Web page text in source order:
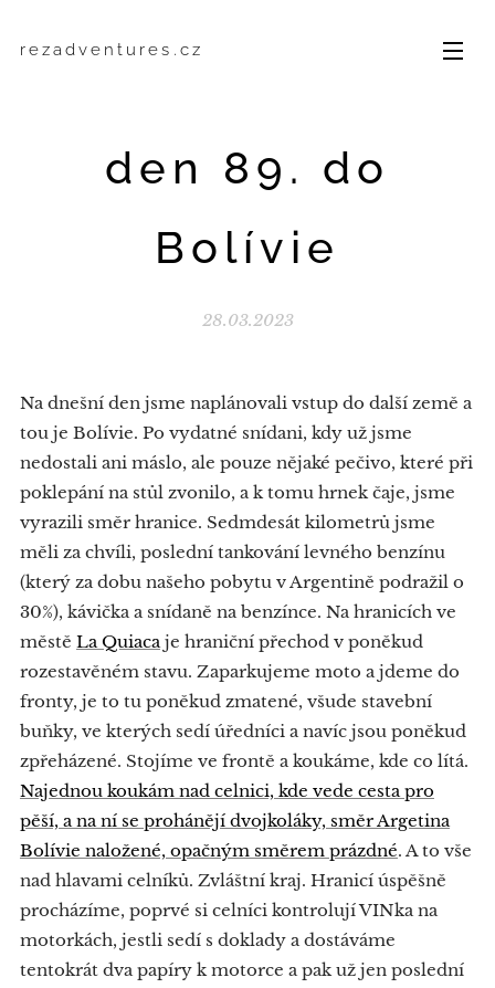
rezadventures.cz
den 89. do
Bolívie
28.03.2023
Na dnešní den jsme naplánovali vstup do další země a
tou je Bolívie. Po vydatné snídani, kdy už jsme
nedostali ani máslo, ale pouze nějaké pečivo, které při
poklepání na stůl zvonilo, a k tomu hrnek čaje, jsme
vyrazili směr hranice. Sedmdesát kilometrů jsme
měli za chvíli, poslední tankování levného benzínu
(který za dobu našeho pobytu v Argentině podražil o
30%), kávička a snídaně na benzínce. Na hranicích ve
městě La Quiacaje hraniční přechod v poněkud
rozestavěném stavu. Zaparkujeme moto a jdeme do
fronty, je to tu poněkud zmatené, všude stavební
buňky, ve kterých sedí úředníci a navíc jsou poněkud
zpřeházené. Stojíme ve frontě a koukáme, kde co lítá.
Najednou koukám nad celnici, kde vede cesta pro
pěší, a na ní se prohánějí dvojkoláky, směr Argetina
Bolívie naložené, opačným směrem prázdné. A to vše
nad hlavami celníků. Zvláštní kraj. Hranicí úspěšně
procházíme, poprvé si celníci kontrolují VINka na
motorkách, jestli sedí s doklady a dostáváme
tentokrát dva papíry k motorce a pak už jen poslední